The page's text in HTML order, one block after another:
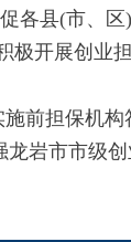
各县(市、
开展创业
担保机构
岩市市级